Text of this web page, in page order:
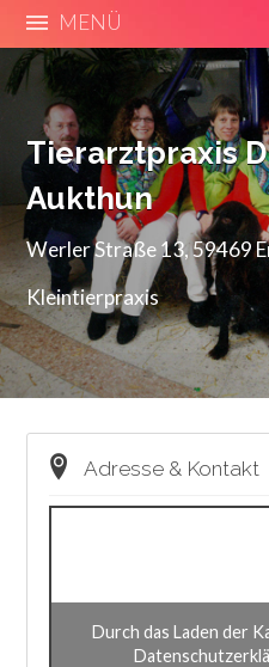
MENÜ
Tierarztpraxis
Aukthun
Werler Straße 13, 59469
Kleintierpraxis
Adresse & Kontakt
Durch das Laden der